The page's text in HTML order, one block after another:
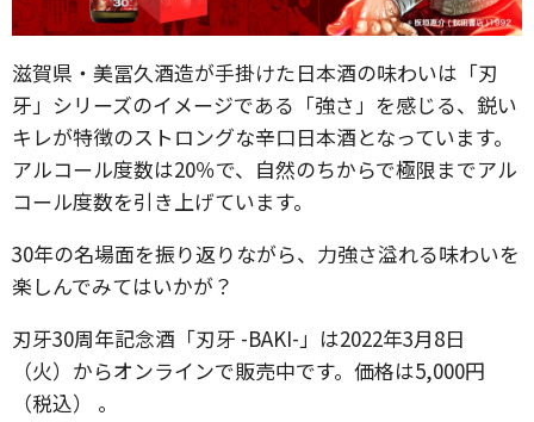
滋賀県・美冨久酒造が手掛けた日本酒の味わいは「刃
牙」シリーズのイメージである「強さ」を感じる、鋭い
キレが特徴のストロングな辛口日本酒となっています。
アルコール度数は20％で、自然のちからで極限までアル
コール度数を引き上げています。
30年の名場面を振り返りながら、力強さ溢れる味わいを
楽しんでみてはいかが？
刃牙30周年記念酒「刃牙 -BAKI-」は2022年3月8日
（火）からオンラインで販売中です。価格は5,000円
（税込） 。